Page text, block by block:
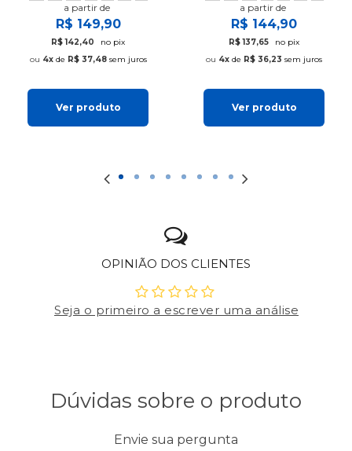
a partir de
R$ 149,90
R$ 142,40
no pix
4xde R$ 37,48sem juros
Ver produto
a partir de
R$ 144,90
R$ 137,65
no pix
4x de R$ 36,23 sem juros
Ver produto
OPINIÃO DOS CLIENTES
Seja o primeiro a escrever uma análise
Dúvidas sobre o produto
Envie sua pergunta